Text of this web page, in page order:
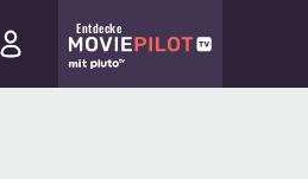
Entdecke